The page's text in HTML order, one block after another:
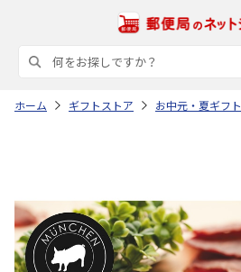
ホーム ギフトストア お中元・夏ギフ